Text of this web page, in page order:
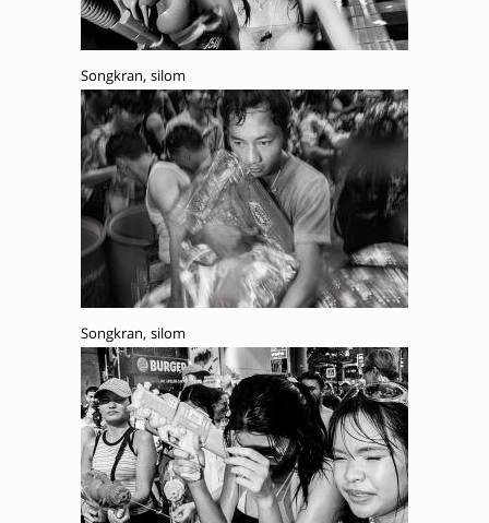
Songkran, silom
Songkran, silom